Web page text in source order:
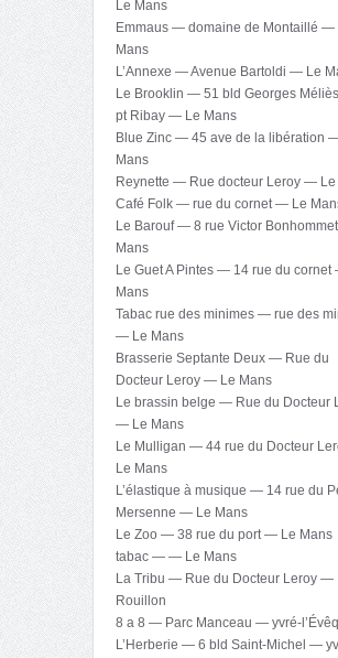
Le Mans
Emmaus — domaine de Montaillé —
Mans
L’Annexe — Avenue Bartoldi — Le
Le Brooklin — 51 bld Georges
pt Ribay — Le Mans
Blue Zinc — 45 ave de la libération
Mans
Reynette — Rue docteur Leroy — Le
Café Folk — rue du cornet — Le
Le Barouf — 8 rue Victor
Mans
Le Guet A Pintes — 14 rue du cornet
Mans
Tabac rue des minimes — rue des
— Le Mans
Brasserie Septante Deux — Rue du
Docteur Leroy — Le Mans
Le brassin belge — Rue du Docteur
— Le Mans
Le Mulligan — 44 rue du Docteur
Le Mans
L’élastique à musique — 14 rue du
Mersenne — Le Mans
Le Zoo — 38 rue du port — Le Mans
tabac — — Le Mans
La Tribu — Rue du Docteur Leroy —
Rouillon
8 a 8 — Parc Manceau — yvré-
L’Herberie — 6 bld Saint-Michel —